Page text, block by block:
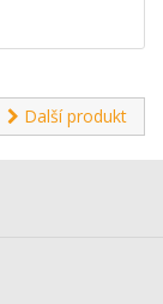
Další produkt